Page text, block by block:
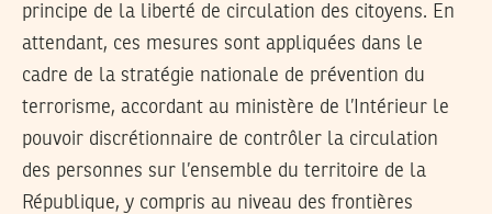
principe de la liberté de circulation des citoyens. En
attendant, ces mesures sont appliquées dans le
cadre de la stratégie nationale de prévention du
terrorisme, accordant au ministère de l’Intérieur le
pouvoir discrétionnaire de contrôler la circulation
des personnes sur l’ensemble du territoire de la
République, y compris au niveau des frontières